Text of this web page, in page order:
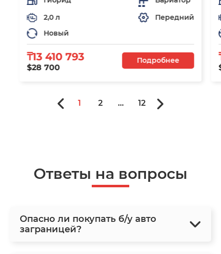
2,0 л
Передний
Новый
₸13 410 793
$28 700
Подробнее
1 2 ... 12
Ответы на вопросы
Опасно ли покупать б/у авто
заграницей?